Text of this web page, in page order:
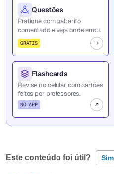
Questões
Pratique com gabarito
comentado e veja onde errou.
GRÁTIS
Flashcards
Revise no celular com cartões
feitos por professores.
NO APP
Este conteúdo foi útil? Sim